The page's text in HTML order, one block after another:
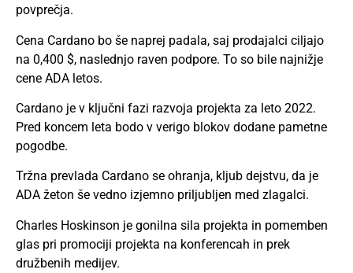
povprečja.
Cena Cardano bo še naprej padala, saj prodajalci ciljajo
na 0,400 $, naslednjo raven podpore. To so bile najnižje
cene ADA letos.
Cardano je v ključni fazi razvoja projekta za leto 2022.
Pred koncem leta bodo v verigo blokov dodane pametne
pogodbe.
Tržna prevlada Cardano se ohranja, kljub dejstvu, da je
ADA žeton še vedno izjemno priljubljen med zlagalci.
Charles Hoskinson je gonilna sila projekta in pomemben
glas pri promociji projekta na konferencah in prek
družbenih medijev.